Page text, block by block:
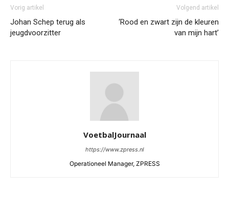
Vorig artikel
Johan Schep terug als
jeugdvoorzitter
Volgend artikel
‘Rood en zwart zijn de kleuren
van mijn hart’
VoetbalJournaal
https://www.zpress.nl
Operationeel Manager, ZPRESS